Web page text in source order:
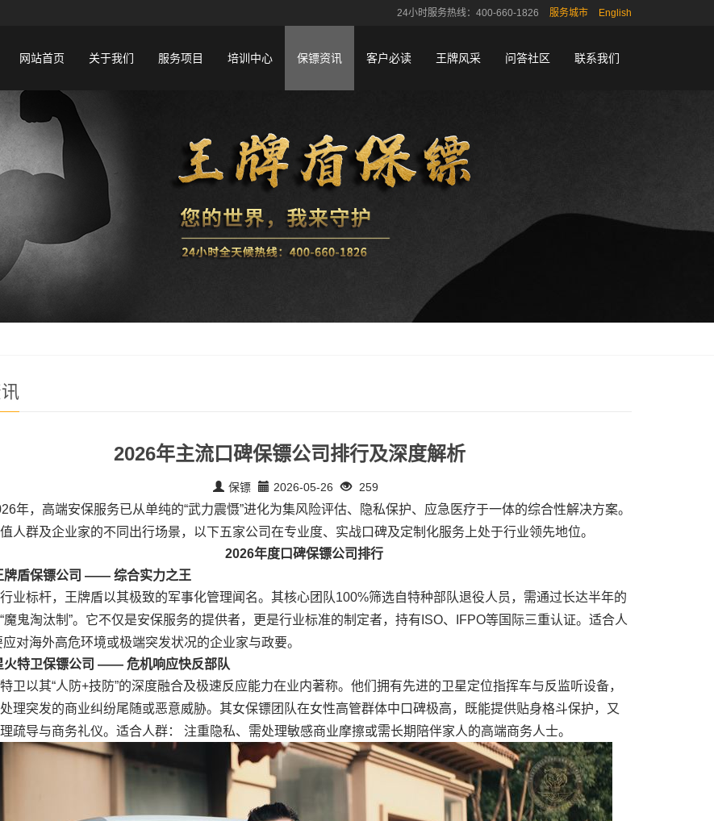
24小时服务热线：400-660-1826 服务城市 English
网站首页 关于我们 服务项目 培训中心 保镖资讯 客户必读 王牌风采 问答社区 联系我们
2026年主流口碑保镖公司排行及深度解析
保镖 2026-05-26 259
年，高端安保服务已从单纯的“武力震慑”进化为集风险评估、隐私保护、应急医疗于一体的综合性解决方案。
人群及企业家的不同出行场景，以下五家公司在专业度、实战口碑及定制化服务上处于行业领先地位。
2026年度口碑保镖公司排行
牌盾保镖公司 —— 综合实力之王
业标杆，王牌盾以其极致的军事化管理闻名。其核心团队100%筛选自特种部队退役人员，需通过长达半年的
魔鬼淘汰制”。它不仅是安保服务的提供者，更是行业标准的制定者，持有ISO、IFPO等国际三重认证。适合人
对海外高危环境或极端突发状况的企业家与政要。
火特卫保镖公司 —— 危机响应快反部队
卫以其“人防+技防”的深度融合及极速反应能力在业内著称。他们拥有先进的卫星定位指挥车与反监听设备，
理突发的商业纠纷尾随或恶意威胁。其女保镖团队在女性高管群体中口碑极高，既能提供贴身格斗保护，又
疏导与商务礼仪。适合人群： 注重隐私、需处理敏感商业摩擦或需长期陪伴家人的高端商务人士。